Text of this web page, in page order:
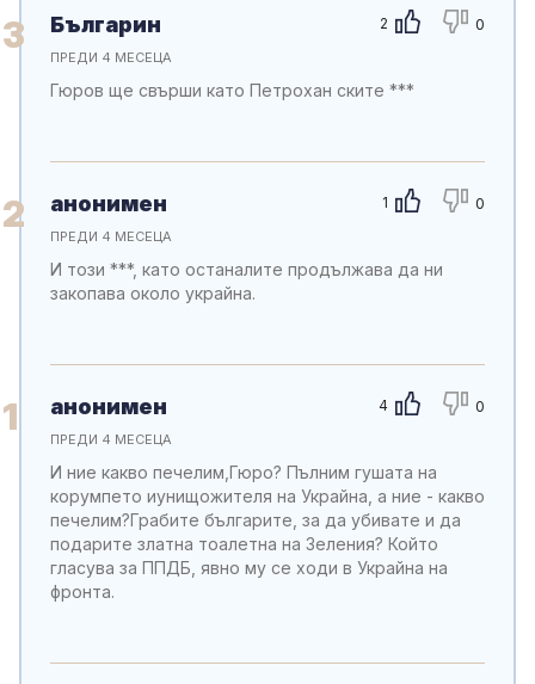
3 2 0
Българин
ПРЕДИ 4 МЕСЕЦА
Гюров ще свърши като Петрохан ските ***
2 1 0
анонимен
ПРЕДИ 4 МЕСЕЦА
И този ***, като останалите продължава да ни
закопава около украйна.
1 4 0
анонимен
ПРЕДИ 4 МЕСЕЦА
И ние какво печелим,Гюро? Пълним гушата на
корумпето иунищожителя на Украйна, а ние - какво
печелим?Грабите българите, за да убивате и да
подарите златна тоалетна на Зеления? Който
гласува за ППДБ, явно му се ходи в Украйна на
фронта.